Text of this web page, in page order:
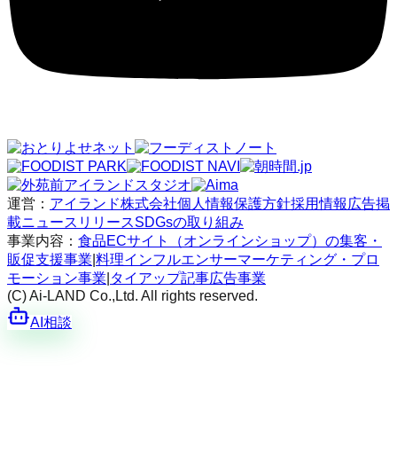
運営： アイランド株式会社個人情報保護方針採用情報広告掲
載ニュースリリースSDGsの取り組み
事業内容： 食品ECサイト（オンラインショップ）の集客・
販促支援事業 料理インフルエンサーマーケティング・プロ
モーション事業 タイアップ記事広告事業
(C) Ai-LAND Co.,Ltd. All rights reserved.
AI相談